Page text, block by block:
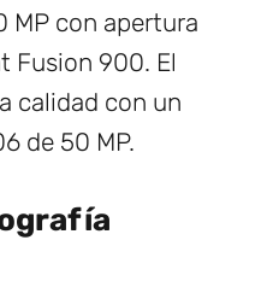
MP con apertura
Fusion 900. El
calidad con un
de 50 MP.